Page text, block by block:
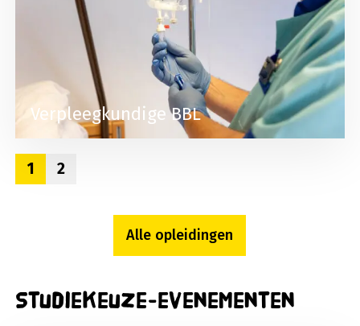
Verpleegkundige BBL
1 2
Alle opleidingen
Studiekeuze-evenementen